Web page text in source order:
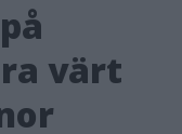
värt